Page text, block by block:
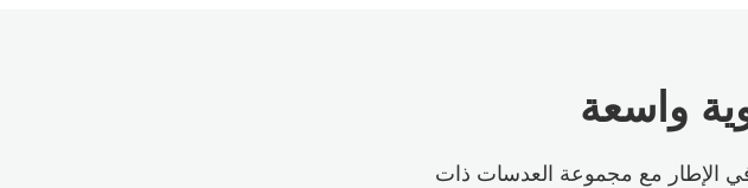
واسعة
الإطار مع مجموعة العدسات ذات